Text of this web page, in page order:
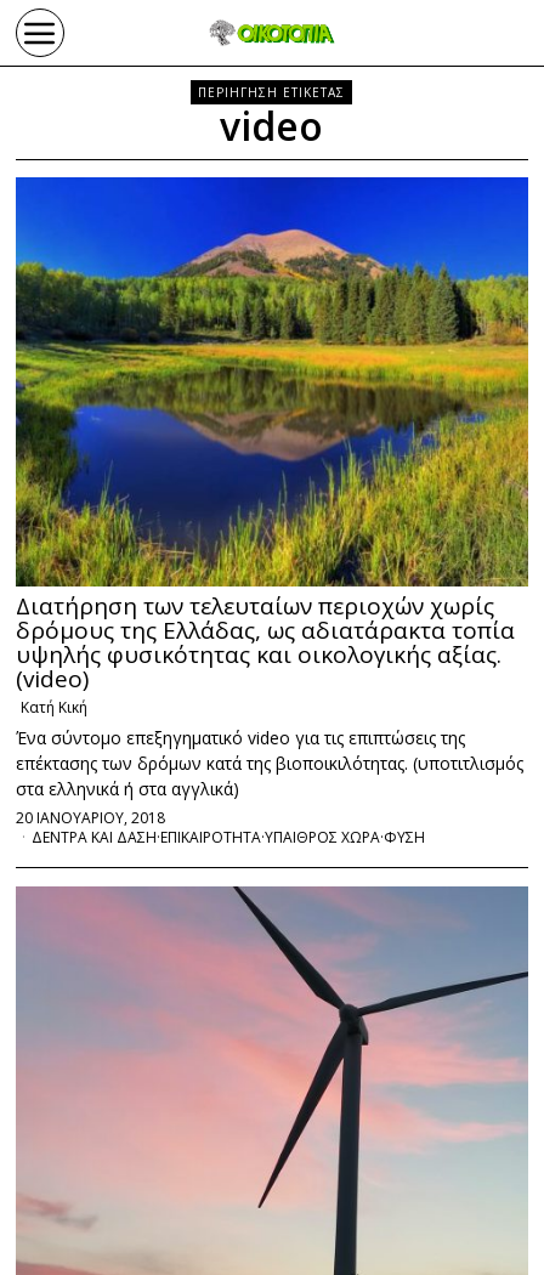
ΠΕΡΙΗΓΗΣΗ ΕΤΙΚΕΤΑΣ
video
Διατήρηση των τελευταίων περιοχών χωρίς
δρόμους της Ελλάδας, ως αδιατάρακτα τοπία
υψηλής φυσικότητας και οικολογικής αξίας.
(video)
Κατή Κική
Ένα σύντομο επεξηγηματικό video για τις επιπτώσεις της
επέκτασης των δρόμων κατά της βιοποικιλότητας. (υποτιτλισμός
στα ελληνικά ή στα αγγλικά)
20 ΙΑΝΟΥΑΡΙΟΥ, 2018
ΔΕΝΤΡΑ ΚΑΙ ΔΑΣΗ·ΕΠΙΚΑΙΡΟΤΗΤΑ·ΥΠΑΙΘΡΟΣ ΧΩΡΑ·ΦΥΣΗ